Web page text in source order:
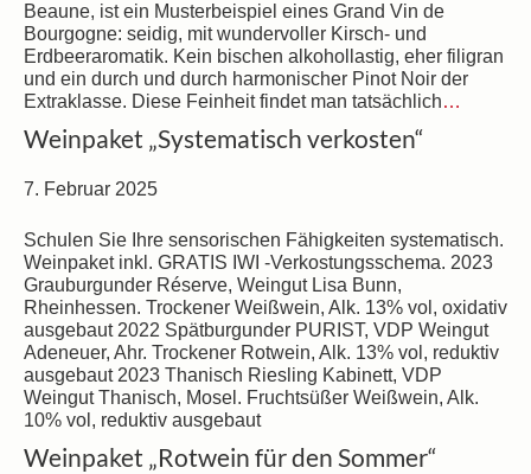
Beaune, ist ein Musterbeispiel eines Grand Vin de
Bourgogne: seidig, mit wundervoller Kirsch- und
Erdbeeraromatik. Kein bischen alkohollastig, eher filigran
und ein durch und durch harmonischer Pinot Noir der
Extraklasse. Diese Feinheit findet man tatsächlich…
Weinpaket „Systematisch verkosten“
7. Februar 2025
Schulen Sie Ihre sensorischen Fähigkeiten systematisch.
Weinpaket inkl. GRATIS IWI -Verkostungsschema. 2023
Grauburgunder Réserve, Weingut Lisa Bunn,
Rheinhessen. Trockener Weißwein, Alk. 13% vol, oxidativ
ausgebaut 2022 Spätburgunder PURIST, VDP Weingut
Adeneuer, Ahr. Trockener Rotwein, Alk. 13% vol, reduktiv
ausgebaut 2023 Thanisch Riesling Kabinett, VDP
Weingut Thanisch, Mosel. Fruchtsüßer Weißwein, Alk.
10% vol, reduktiv ausgebaut
Weinpaket „Rotwein für den Sommer“